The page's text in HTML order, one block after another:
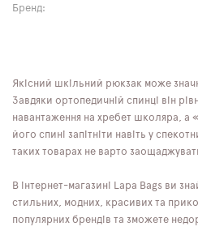
Бренд:
Якісний шкільний рюкзак може
Завдяки ортопедичній спинці він
навантаження на хребет школяра, а
його спині запітніти навіть у
таких товарах не варто
В інтернет-магазині Lapa Bags ви
стильних, модних, красивих та
популярних брендів та зможете